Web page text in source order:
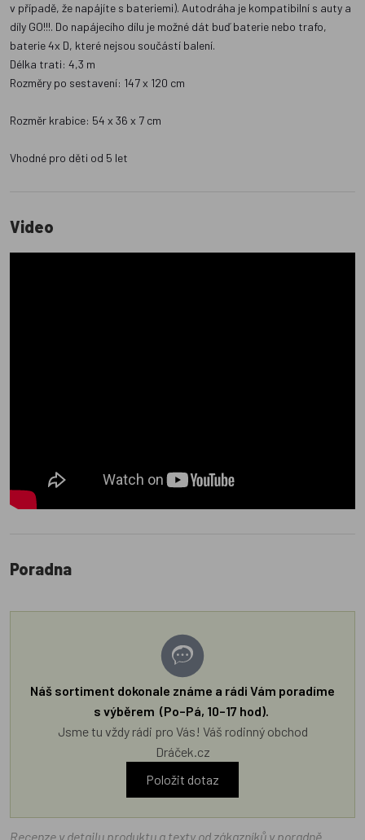
v případě, že napájíte s bateriemi). Autodráha je kompatibilní s auty a
díly GO!!!. Do napájecího dílu je možné dát buď baterie nebo trafo,
baterie 4x D, které nejsou součástí balení.
Délka trati: 4,3 m
Rozměry po sestavení: 147 x 120 cm
Rozměr krabice: 54 x 36 x 7 cm
Vhodné pro děti od 5 let
Video
Poradna
Náš sortiment dokonale známe a rádi Vám poradíme
s výběrem (Po–Pá, 10–17 hod).
Jsme tu vždy rádi pro Vás! Váš rodinný obchod
Dráček.cz
Položit dotaz
Recenze v detailu produktu a texty od zákazníků v poradně